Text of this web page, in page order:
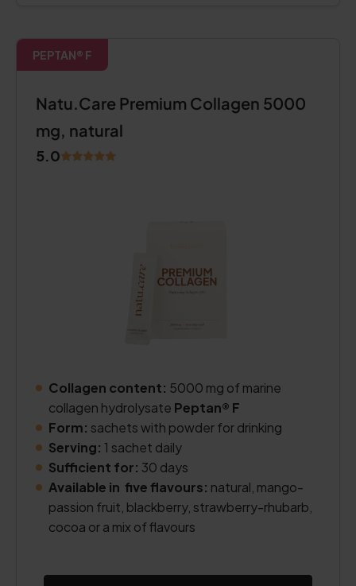
PEPTAN® F
Natu.Care Premium Collagen 5000
mg, natural
5.0
Collagen content: 5000 mg of marine
collagen hydrolysate Peptan® F
Form: sachets with powder for drinking
Serving: 1 sachet daily
Sufficient for: 30 days
Available in five flavours: natural, mango-
passion fruit, blackberry, strawberry-rhubarb,
cocoa or a mix of flavours